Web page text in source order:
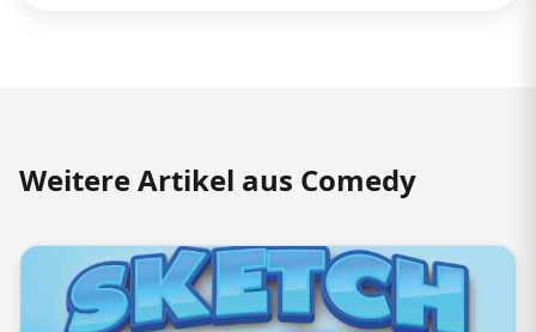
Weitere Artikel aus Comedy